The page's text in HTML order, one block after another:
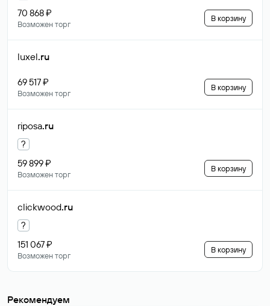
70 868 ₽
Возможен торг
В корзину
luxel.ru
69 517 ₽
Возможен торг
В корзину
riposa.ru
?
59 899 ₽
Возможен торг
В корзину
clickwood.ru
?
151 067 ₽
Возможен торг
В корзину
Рекомендуем